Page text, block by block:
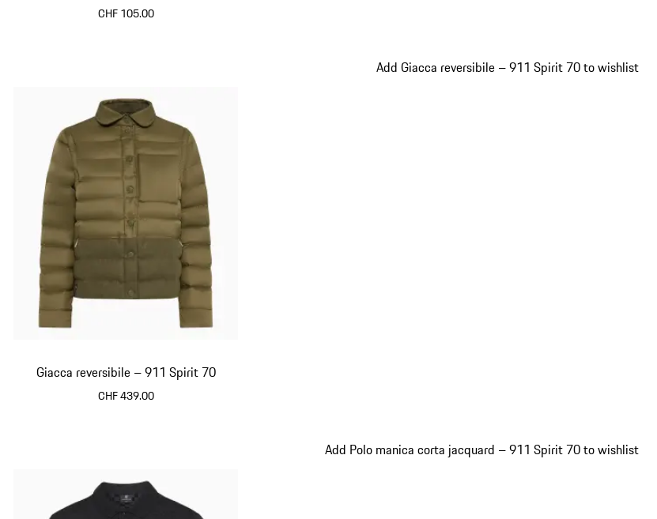
CHF 105.00
Giacca reversibile – 911 Spirit 70
CHF 439.00
Add Giacca reversibile – 911 Spirit 70 to wishlist
Add Polo manica corta jacquard – 911 Spirit 70 to wishlist